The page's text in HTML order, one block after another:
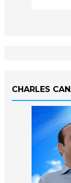
CHARLES